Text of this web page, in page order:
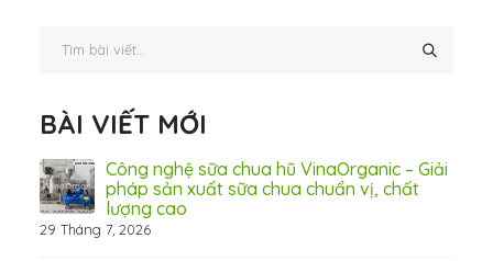
BÀI VIẾT MỚI
Công nghệ sữa chua hũ VinaOrganic – Giải
pháp sản xuất sữa chua chuẩn vị, chất
lượng cao
29 Tháng 7, 2026